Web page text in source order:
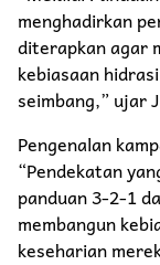
menghadirkan
diterapkan agar
kebiasaan
seimbang,” ujar
Pengenalan
“Pendekatan
panduan 3-2-1
membangun
keseharian